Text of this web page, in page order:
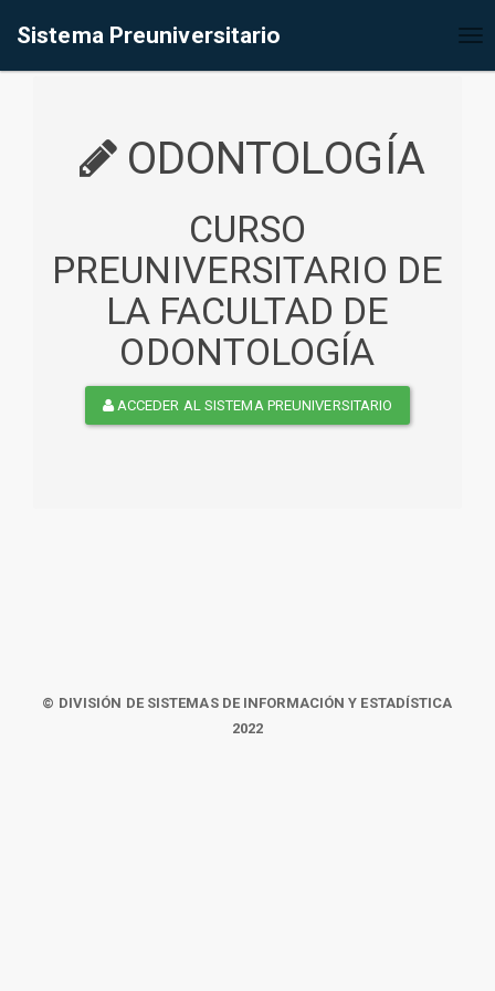
Sistema Preuniversitario
ODONTOLOGÍA
CURSO
PREUNIVERSITARIO DE
LA FACULTAD DE
ODONTOLOGÍA
ACCEDER AL SISTEMA PREUNIVERSITARIO
© DIVISIÓN DE SISTEMAS DE INFORMACIÓN Y ESTADÍSTICA
2022